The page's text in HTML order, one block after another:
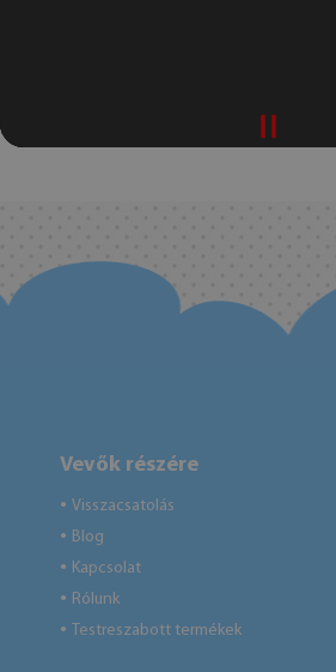
Vevők részére
● Visszacsatolás
● Blog
● Kapcsolat
● Rólunk
● Testreszabott termékek